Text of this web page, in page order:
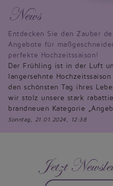
News
Entdecken Sie den Zauber
Angebote für
perfekte Hochzeitssaison!
Der Frühling ist in der Luft
langersehnte
den schönsten Tag ihres
wir stolz unsere stark
brandneuen Kategorie
Sonntag, 21.01.2024, 12:38
Jetzt